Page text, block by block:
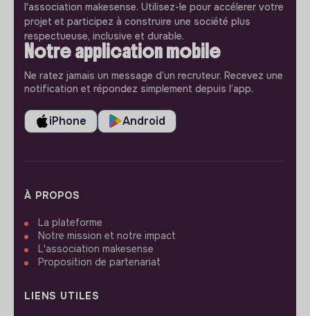
l'association makesense. Utilisez-le pour accélerer votre
projet et participez à construire une société plus
respectueuse, inclusive et durable.
Notre application mobile
Ne ratez jamais un message d’un recruteur. Recevez une
notification et répondez simplement depuis l’app.
iPhone Android
À PROPOS
La plateforme
Notre mission et notre impact
L'association makesense
Proposition de partenariat
LIENS UTILES